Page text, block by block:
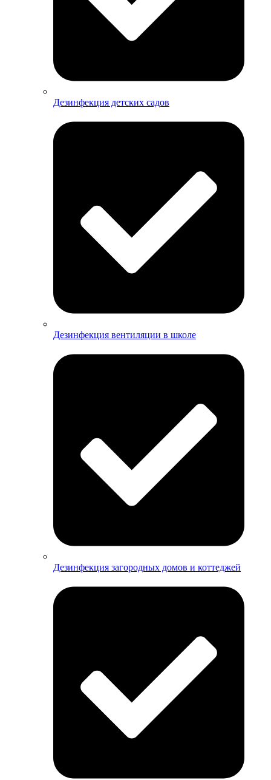
Дезинфекция детских садов
Дезинфекция вентиляции в школе
Дезинфекция загородных домов и коттеджей